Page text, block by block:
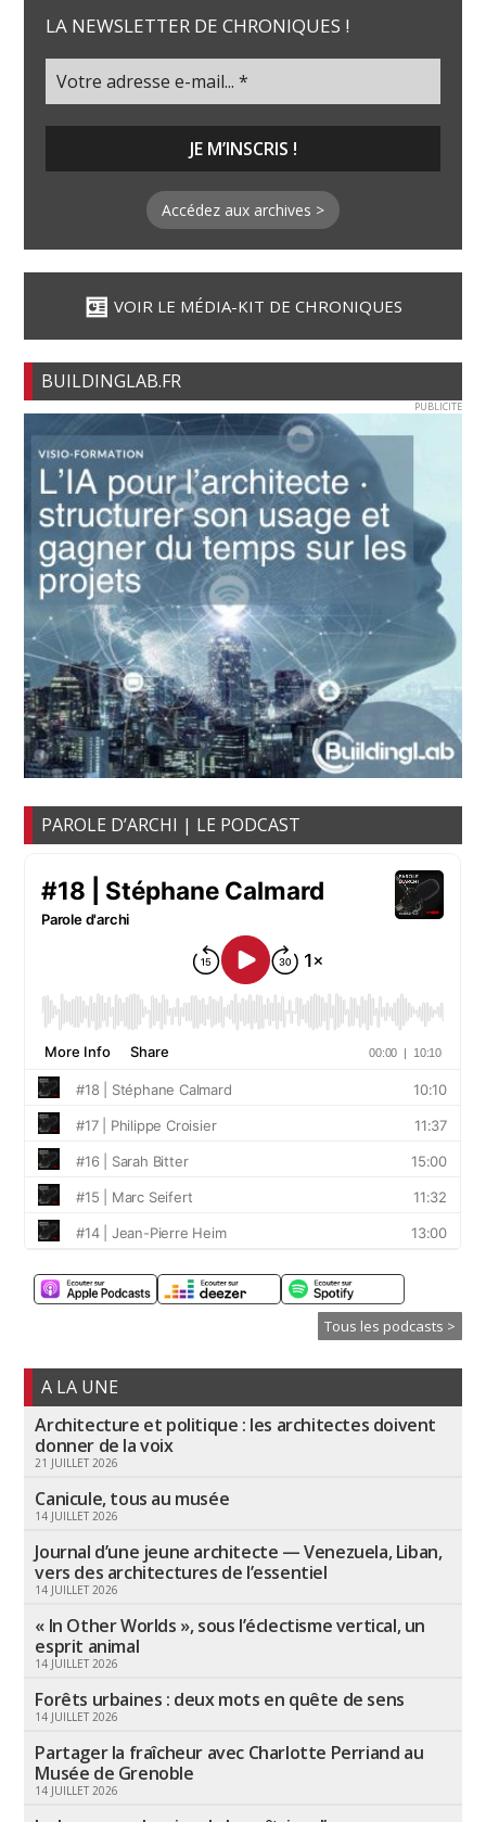
LA NEWSLETTER DE CHRONIQUES !
Accédez aux archives >
VOIR LE MÉDIA-KIT DE CHRONIQUES
BUILDINGLAB.FR
PUBLICITE
PAROLE D’ARCHI | LE PODCAST
Tous les podcasts >
A LA UNE
Architecture et politique : les architectes doivent
donner de la voix
21 JUILLET 2026
Canicule, tous au musée
14 JUILLET 2026
Journal d’une jeune architecte — Venezuela, Liban,
vers des architectures de l’essentiel
14 JUILLET 2026
« In Other Worlds », sous l’éclectisme vertical, un
esprit animal
14 JUILLET 2026
Forêts urbaines : deux mots en quête de sens
14 JUILLET 2026
Partager la fraîcheur avec Charlotte Perriand au
Musée de Grenoble
14 JUILLET 2026